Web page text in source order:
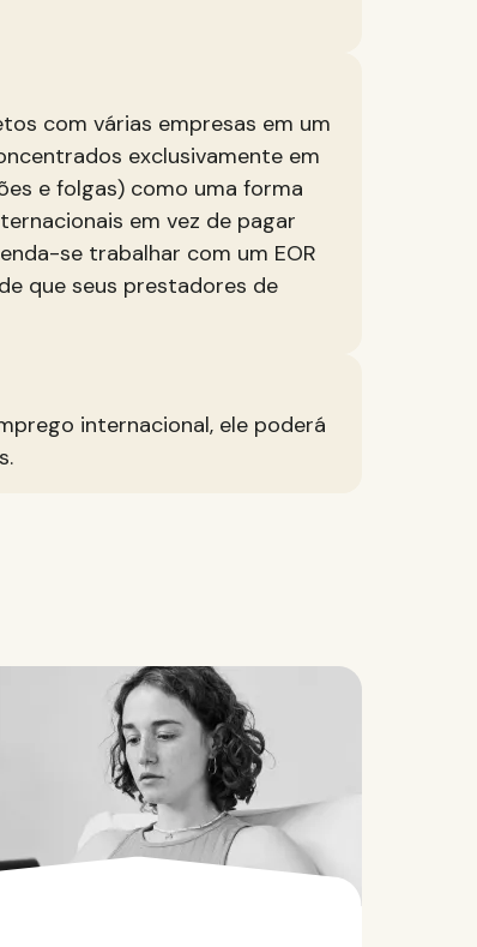
com várias empresas em um
exclusivamente em
e folgas) como uma forma
em vez de pagar
se trabalhar com um EOR
que seus prestadores de
internacional, ele poderá